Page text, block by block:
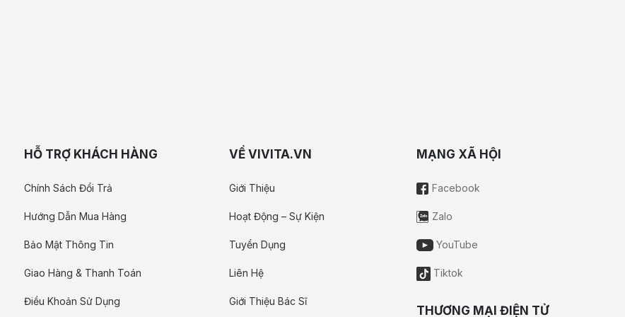
HỖ TRỢ KHÁCH HÀNG
Chính Sách Đổi Trả
Hướng Dẫn Mua Hàng
Bảo Mật Thông Tin
Giao Hàng & Thanh Toán
Điều Khoản Sử Dụng
VỀ VIVITA.VN
Giới Thiệu
Hoạt Động – Sự Kiện
Tuyển Dụng
Liên Hệ
Giới Thiệu Bác Sĩ
MẠNG XÃ HỘI
Facebook
Zalo
YouTube
Tiktok
THƯƠNG MẠI ĐIỆN TỬ